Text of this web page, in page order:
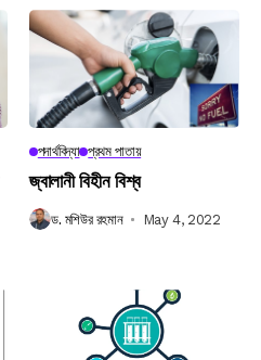
পদার্থবিদ্যা প্রথম পাতায়
জ্বালানী বিহীন বিশ্ব
ড. মশিউর রহমান May 4, 2022